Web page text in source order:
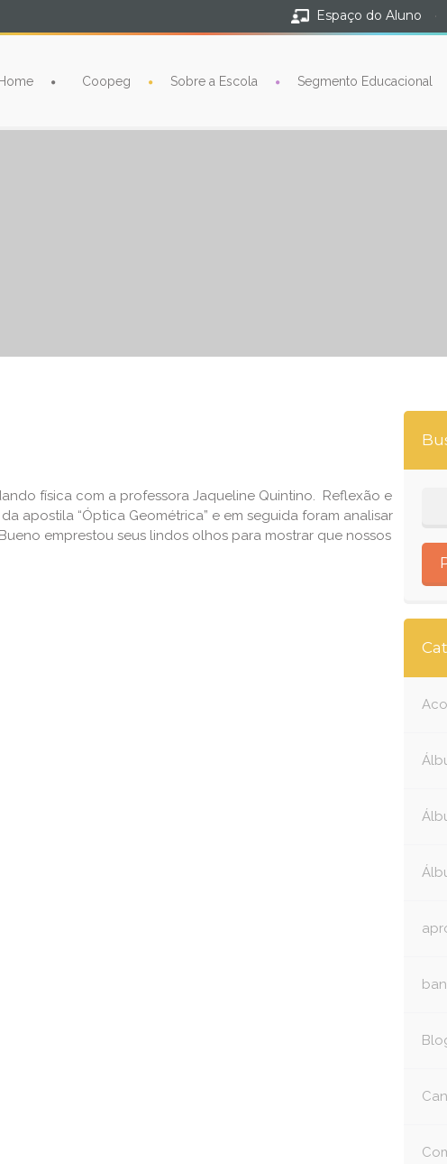
Espaço do Aluno ·
Home Coopeg Sobre a Escola Segmento Educacional
física com a professora Jaqueline Quintino. Reflexão e
apostila “Óptica Geométrica” e em seguida foram analisar
emprestou seus lindos olhos para mostrar que nossos